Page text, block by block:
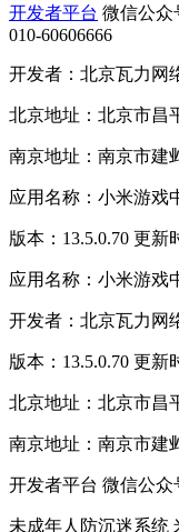
开发者平台 微信公众
010-60606666
开发者：北京瓦力网
北京地址：北京市昌
南京地址：南京市建
应用名称：小米游戏
版本：13.5.0.70 更新
应用名称：小米游戏
开发者：北京瓦力网
版本：13.5.0.70 更新
北京地址：北京市昌
南京地址：南京市建
开发者平台 微信公众
未成年人防沉迷系统